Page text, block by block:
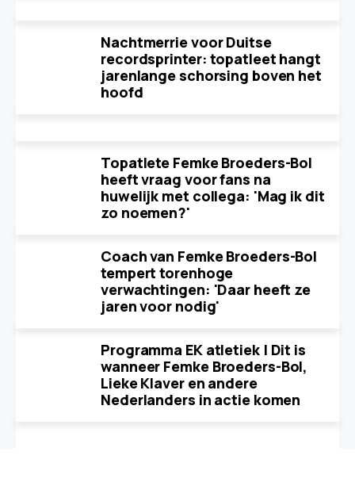
Nachtmerrie voor Duitse
recordsprinter: topatleet hangt
jarenlange schorsing boven het
hoofd
Topatlete Femke Broeders-Bol
heeft vraag voor fans na
huwelijk met collega: 'Mag ik dit
zo noemen?'
Coach van Femke Broeders-Bol
tempert torenhoge
verwachtingen: 'Daar heeft ze
jaren voor nodig'
Programma EK atletiek | Dit is
wanneer Femke Broeders-Bol,
Lieke Klaver en andere
Nederlanders in actie komen